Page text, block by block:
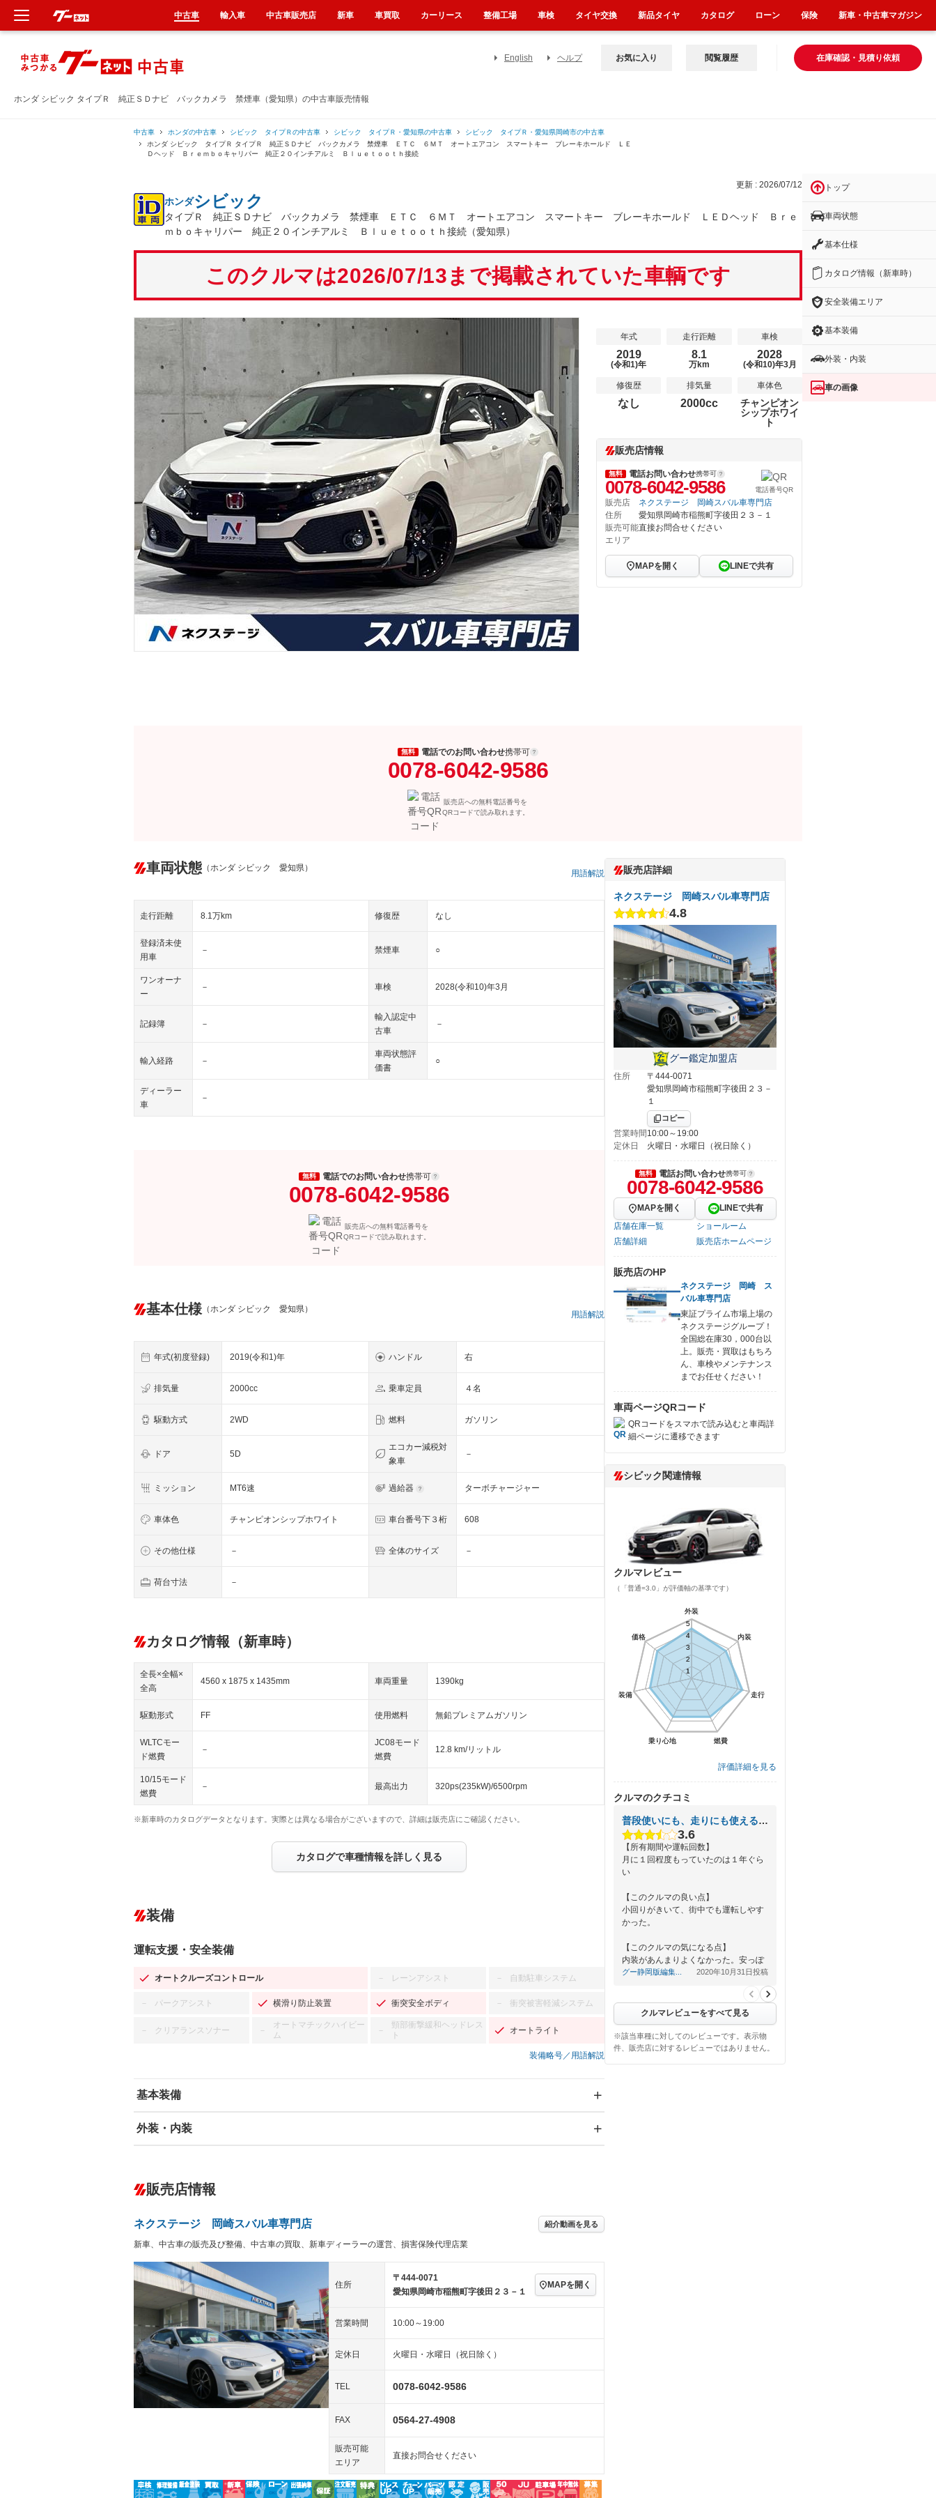
ホンダ シビック タイプＲ 純正ＳＤナビ バックカメラ 禁煙車（愛知県）の中古車販売情報
English ヘルプ 在庫確認・見積り依頼
お気に入り 閲覧履歴
中古車 ホンダの中古車 シビック タイプＲの中古車 シビック タイプＲ・愛知県の中古車
シビック タイプＲ・愛知県岡崎市の中古車
ホンダ シビック タイプＲ タイプＲ 純正ＳＤナビ バックカメラ 禁煙車 ＥＴＣ ６ＭＴ オートエアコン スマートキー ブレーキホールド ＬＥ
Ｄヘッド Ｂｒｅｍｂｏキャリパー 純正２０インチアルミ Ｂｌｕｅｔｏｏｔｈ接続
更新 : 2026/07/12
ホンダシビック
タイプＲ 純正ＳＤナビ バックカメラ 禁煙車 ＥＴＣ ６ＭＴ オートエアコン スマートキー ブレーキホールド ＬＥＤヘッド Ｂｒｅ
ｍｂｏキャリパー 純正２０インチアルミ Ｂｌｕｅｔｏｏｔｈ接続（愛知県）
このクルマは2026/07/13まで掲載されていた車輌です
年式
2019
(令和1)年
走行距離
8.1
万km
車検
2028
(令和10)年3月
修復歴
なし
排気量
2000cc
車体色
チャンピオン
シップホワイ
ト
販売店情報
無料 電話お問い合わせ携帯可
0078-6042-9586 電話番号QR
販売店
ネクステージ 岡崎スバル車専門店
住所
愛知県岡崎市稲熊町字後田２３－１
販売可能
エリア
直接お問合せください
MAPを開く LINEで共有
無料 電話でのお問い合わせ携帯可
0078-6042-9586
販売店への無料電話番号を
QRコードで読み取れます。
車両状態 （ホンダ シビック 愛知県）
用語解説
走行距離 8.1万km 修復歴 なし
登録済未使
用車
－ 禁煙車 ○
ワンオーナ
ー
－ 車検 2028(令和10)年3月
記録簿 －
輸入認定中
古車
－
輸入経路 －
車両状態評
価書
○
ディーラー
車
－
無料 電話でのお問い合わせ携帯可
0078-6042-9586
販売店への無料電話番号を
QRコードで読み取れます。
基本仕様 （ホンダ シビック 愛知県）
用語解説
年式(初度登録) 2019(令和1)年 ハンドル 右
排気量 2000cc 乗車定員 ４名
駆動方式 2WD 燃料 ガソリン
ドア 5D
エコカー減税対
象車
－
ミッション MT6速 過給器 ターボチャージャー
車体色 チャンピオンシップホワイト 車台番号下３桁 608
その他仕様 － 全体のサイズ －
荷台寸法 －
カタログ情報（新車時）
全長×全幅×
全高
4560 x 1875 x 1435mm 車両重量 1390kg
駆動形式 FF 使用燃料 無鉛プレミアムガソリン
WLTCモー
ド燃費
－
JC08モード
燃費
12.8 km/リットル
10/15モード
燃費
－ 最高出力 320ps(235kW)/6500rpm
※新車時のカタログデータとなります。実際とは異なる場合がございますので、詳細は販売店にご確認ください。
カタログで車種情報を詳しく見る
装備
運転支援・安全装備
オートクルーズコントロール － レーンアシスト － 自動駐車システム
－ パークアシスト 横滑り防止装置 衝突安全ボディ － 衝突被害軽減システム
－ クリアランスソナー －
オートマチックハイビー
ム
－
頸部衝撃緩和ヘッドレス
ト
オートライト
装備略号／用語解説
基本装備
エアバッグ：運転席/助手席/サイド
－ ダウンヒルアシストコントロール
Bluetooth接続 100V電源 センターデフロック
装備略号／用語解説
外装・内装
オーディオ：CDまたはCDチェンジャー
－
ヘッドライトウォッシャ
ー
－ 革シート キーレス
LEDヘッドランプ － HID(キセノンライト) － ポータブルナビ
ETC スマートキー ローダウン
ランフラットタイヤ － パワーシート 3列シート ベンチシート
－ フルフラットシート － チップアップシート オットマン
－ シートヒーター － ウォークスルー 後席モニター
－ フロントカメラ － シートエアコン
ルーフレール － エアサスペンション
販売店情報
ネクステージ 岡崎スバル車専門店 紹介動画を見る
新車、中古車の販売及び整備、中古車の買取、新車ディーラーの運営、損害保険代理店業
住所
〒444-0071
愛知県岡崎市稲熊町字後田２３－１
MAPを開く
営業時間 10:00～19:00
定休日 火曜日・水曜日（祝日除く）
TEL 0078-6042-9586
FAX 0564-27-4908
販売可能
エリア
直接お問合せください
販売店詳細
ネクステージ 岡崎スバル車専門店
4.8
グー鑑定加盟店
住所
〒444-0071
愛知県岡崎市稲熊町字後田２３－
１
コピー
営業時間10:00～19:00
定休日
火曜日・水曜日（祝日除く）
無料 電話お問い合わせ携帯可
0078-6042-9586
MAPを開く
LINEで共有
店舗在庫一覧
ショールーム
店舗詳細
販売店ホームページ
販売店のHP
ネクステージ 岡崎 ス
バル車専門店
東証プライム市場上場の
ネクステージグループ！
全国総在庫30，000台以
上。販売・買取はもちろ
ん、車検やメンテナンス
までお任せください！
車両ページQRコード
QRコードをスマホで読み込むと車両詳
細ページに遷移できます
シビック関連情報
クルマレビュー
（「普通=3.0」が評価軸の基準です）
外装
内装
走行
燃費
乗り心地
装備
価格
1
2
3
4
5
外装
内装
走行
燃費
乗り心地
装備
価格
1
2
3
4
5
評価詳細を見る
クルマのクチコミ
普段使いにも、走りにも使える車。
3.6
【所有期間や運転回数】
月に１回程度もっていたのは１年ぐら
い
【このクルマの良い点】
小回りがきいて、街中でも運転しやす
かった。
【このクルマの気になる点】
内装があんまりよくなかった。安っぽ
くみえてしまった。
グー静岡版編集... 2020年10月31日投稿
クルマレビューをすべて見る
※該当車種に対してのレビューです。表示物
件、販売店に対するレビューではありません。
トップ
車両状態
基本仕様
カタログ情報（新車時）
安全装備エリア
基本装備
外装・内装
車の画像
中古車 輸入車 中古車販売店 新車 車買取 カーリース 整備工場 車検 タイヤ交換 新品タイヤ カタログ ローン 保険 新車・中古車マガジン
新車
中古車